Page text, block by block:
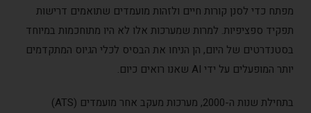
מפתח כדי לסנן קורות חיים ולזהות מועמדים שתואמים דרישות
תפקיד ספציפיות. למרות שמערכות אלו לא היו מתוחכמות במיוחד
בסטנדרטים של היום, הן הניחו את הבסיס לכלי הגיוס המתקדמים
יותר המופעלים על ידי AI שאנו רואים כיום.
בתחילת שנות ה-2000, מערכות מעקב אחר מועמדים (ATS)